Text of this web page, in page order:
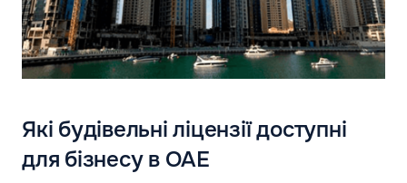
Які будівельні ліцензії доступні
для бізнесу в ОАЕ